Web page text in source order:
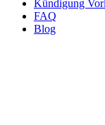
Kündigung
FAQ
Blog